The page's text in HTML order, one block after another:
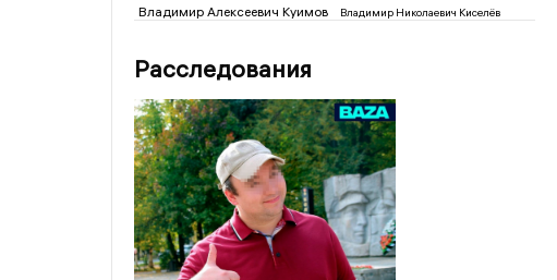
Владимир Алексеевич Куимов Владимир Николаевич Киселёв
Расследования